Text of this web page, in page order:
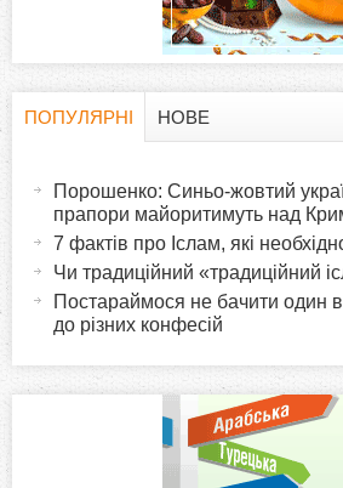
к
z
ПОПУЛЯРНІ
в
НОВЕ
Порошенко: Синьо-жовтий
прапори майоритимуть над
7 фактів про Іслам, які
Чи традиційний «традиційний
Постараймося не бачити один
до різних конфесій